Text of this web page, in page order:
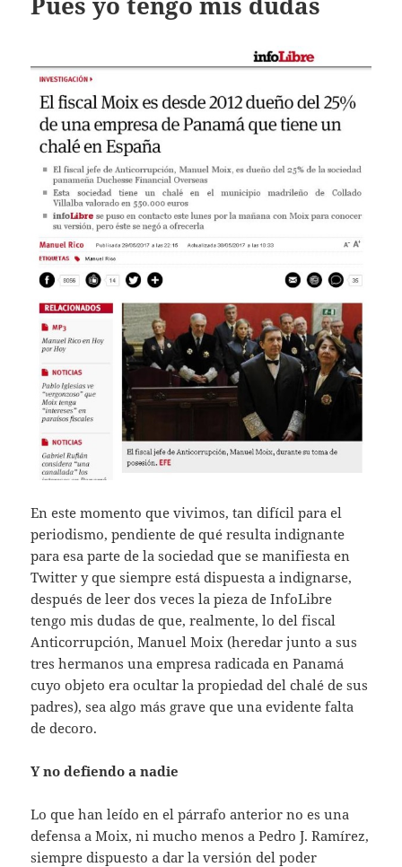
En este momento que vivimos, tan difícil para el
periodismo, pendiente de qué resulta indignante
para esa parte de la sociedad que se manifiesta en
Twitter y que siempre está dispuesta a indignarse,
después de leer dos veces la pieza de InfoLibre
tengo mis dudas de que, realmente, lo del fiscal
Anticorrupción, Manuel Moix (heredar junto a sus
tres hermanos una empresa radicada en Panamá
cuyo objeto era ocultar la propiedad del chalé de sus
padres), sea algo más grave que una evidente falta
de decoro.
Y no defiendo a nadie
Lo que han leído en el párrafo anterior no es una
defensa a Moix, ni mucho menos a Pedro J. Ramírez,
siempre dispuesto a dar la versión del poder